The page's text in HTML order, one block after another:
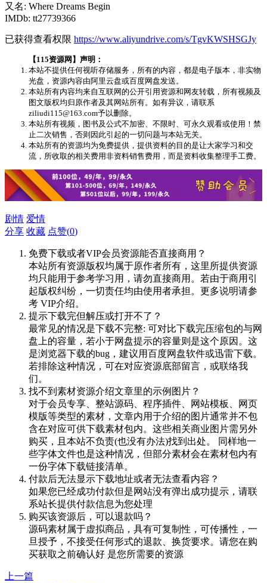
又名: Where Dreams Begin
IMDb: tt27739366
已获得查看权限 https://www.aliyundrive.com/s/TgvKWSHSGJy
【115资源网】声明：
本站不提供任何视听存储服务，所有的内容，都是电子版本，非实物
光盘，资源内容由阿里云盘或百度网盘发送。
本站所有内容均来自互联网的公开引用资源和网友转载，所有视频及
图文版权均归原作者及其网站所有。如有异议，请联系
ziliudi115@163.com予以删除。
本站所有视频，图书及公式不加密、不限时、可永久观看或使用！禁
止二次销售，否则因此引起的一切问题与本站无关。
本站所有的资源均为免费提供，提供资料的目的是让大家学习和交
流，所收取的相关费用非资料销售费用，而是资料收集整理手工费。
剧情 爱情
分享 收藏 点赞(0)
免费下载或者VIP会员资源能否直接商用？
本站所有资源版权均属于原作者所有，这里所提供资源
均只能用于参考学习用，请勿直接商用。若由于商用引
起版权纠纷，一切责任均由使用者承担。更多说明请参
考 VIP介绍。
提示下载完但解压或打开不了？
最常见的情况是下载不完整: 可对比下载完压缩包的与网
盘上的容量，若小于网盘提示的容量则是这个原因。这
是浏览器下载的bug，建议用百度网盘软件或迅雷下载。
若排除这种情况，可在对应资源底部留言，或联络我
们。
找不到素材资源介绍文章里的示例图片？
对于会员专享、整站源码、程序插件、网站模板、网页
模版等类型的素材，文章内用于介绍的图片通常并不包
含在对应可供下载素材包内。这些相关商业图片需另外
购买，且本站不负责(也没有办法)找到出处。 同样地一
些字体文件也是这种情况，但部分素材会在素材包内有
一份字体下载链接清单。
付款后无法显示下载地址或者无法查看内容？
如果您已经成功付款但是网站没有弹出成功提示，请联
系站长提供付款信息为您处理
购买该资源后，可以退款吗？
源码素材属于虚拟商品，具有可复制性，可传播性，一
旦授予，不接受任何形式的退款、换货要求。请您在购
买获取之前确认好 是您所需要的资源
上一篇